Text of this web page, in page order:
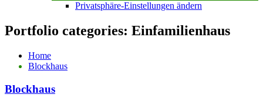
Privatsphäre-Einstellungen ändern
Portfolio categories: Einfamilienhaus
Home
Blockhaus
Blockhaus